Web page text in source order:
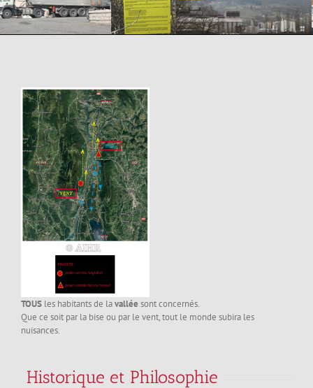
TOUS les habitants de lavallée sont concernés.
Que ce soit par la bise ou par le vent, tout le monde subira les
nuisances.
Historique et Philosophie